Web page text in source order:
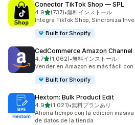
Conector TikTok Shop — SPL
4.95つ星中
(737)
合計レビュー数：737件
•無料インストール
Integra TikTok Shop, Sincroniza
Built for Shopify
CedCommerce Amazon Channel
4.75つ星中
(1,062)
合計レビュー数：1062件
•無料インストール
Vender en Amazon es más fácil
Built for Shopify
Hextom: Bulk Product Edit
4.95つ星中
(1,021)
合計レビュー数：1021件
•無料プランあり
Ahorra tiempo con la edición
de datos de la tienda